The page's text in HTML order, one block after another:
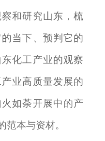
和研究山东，梳
当下、预判它的
化工产业的观察
业高质量发展的
如荼开展中的产
范本与资材。